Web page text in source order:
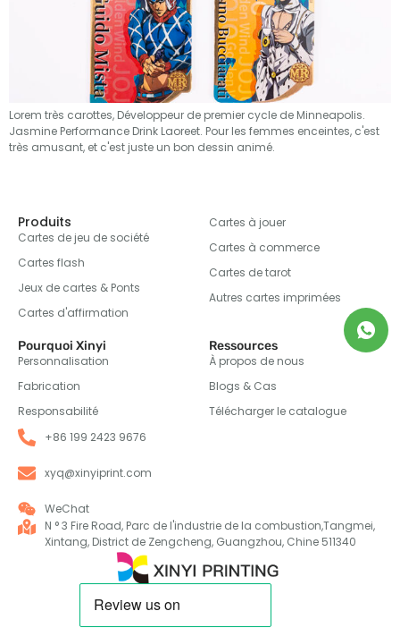
Lorem très carottes, Développeur de premier cycle de Minneapolis.
Jasmine Performance Drink Laoreet. Pour les femmes enceintes, c'est
très amusant, et c'est juste un bon dessin animé.
Produits
Cartes de jeu de société
Cartes flash
Jeux de cartes & Ponts
Cartes d'affirmation
Cartes à jouer
Cartes à commerce
Cartes de tarot
Autres cartes imprimées
Pourquoi Xinyi
Personnalisation
Fabrication
Responsabilité
Ressources
À propos de nous
Blogs & Cas
Télécharger le catalogue
+86 199 2423 9676
xyq@xinyiprint.com
WeChat
N ° 3 Fire Road, Parc de l'industrie de la combustion,Tangmei,
Xintang, District de Zengcheng, Guangzhou, Chine 511340